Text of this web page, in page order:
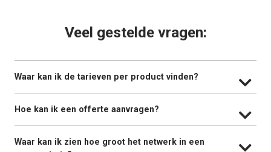
Veel gestelde vragen:
Waar kan ik de tarieven per product vinden?
Hoe kan ik een offerte aanvragen?
Waar kan ik zien hoe groot het netwerk in een